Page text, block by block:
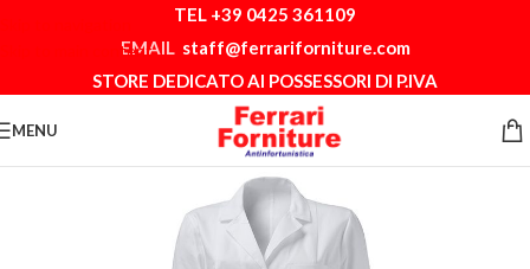
Skip to main content
TEL +39 0425 361109
EMAIL staff@ferrariforniture.com
STORE DEDICATO AI POSSESSORI DI P.IVA
MENU